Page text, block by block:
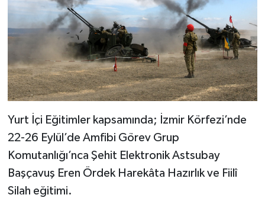
Yurt İçi Eğitimler kapsamında; İzmir Körfezi’nde
22-26 Eylül’de Amfibi Görev Grup
Komutanlığı’nca Şehit Elektronik Astsubay
Başçavuş Eren Ördek Harekâta Hazırlık ve Fiilî
Silah eğitimi.